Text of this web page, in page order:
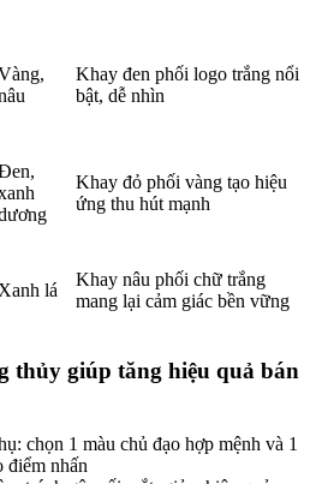
Khay đen phối logo trắng nổi
bật, dễ nhìn
Khay đỏ phối vàng tạo hiệu
ứng thu hút mạnh
Xanh lá
Khay nâu phối chữ trắng
mang lại cảm giác bền vững
thủy giúp tăng hiệu quả bán
chọn 1 màu chủ đạo hợp mệnh và 1
điểm nhấn